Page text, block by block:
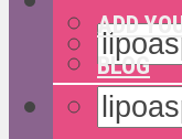
ADD
BLOG